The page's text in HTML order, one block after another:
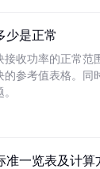
少是正常
收功率的正常范
的参考值表格。同
准一览表及计算